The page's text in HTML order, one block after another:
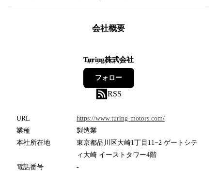
会社概要
Turing株式会社
47フォロワー
フォロー
RSS
URL
https://www.turing-motors.com/
業種
製造業
本社所在地
東京都品川区大崎1丁目11−2 ゲートシテ
ィ大崎 イーストタワー4階
電話番号
-